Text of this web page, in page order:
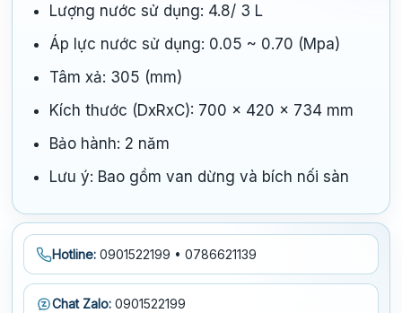
Lượng nước sử dụng: 4.8/ 3 L
Áp lực nước sử dụng: 0.05 ~ 0.70 (Mpa)
Tâm xả: 305 (mm)
Kích thước (DxRxC): 700 x 420 x 734 mm
Bảo hành: 2 năm
Lưu ý: Bao gồm van dừng và bích nối sàn
Hotline: 0901522199 • 0786621139
Chat Zalo: 0901522199